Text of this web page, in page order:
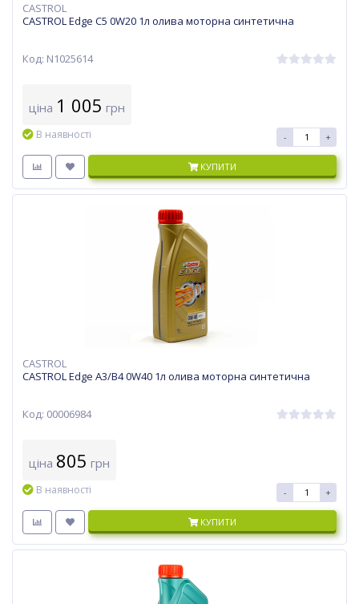
CASTROL
CASTROL Edge C5 0W20 1л олива моторна синтетична
Код: N1025614
ціна 1 005 грн
В наявності - +
КУПИТИ
CASTROL
CASTROL Edge A3/B4 0W40 1л олива моторна синтетична
Код: 00006984
ціна 805 грн
В наявності - +
КУПИТИ